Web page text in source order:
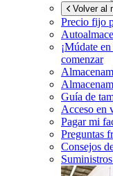
Volver al
Precio fijo
¡Múdate
comenzar
Guía de
Acceso en
Pagar mi
Preguntas
Consejos